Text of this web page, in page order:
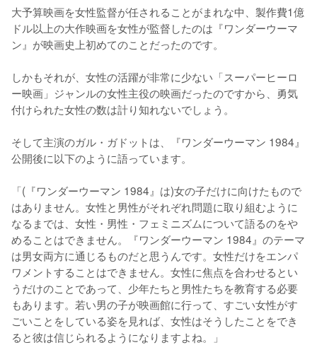
大予算映画を女性監督が任されることがまれな中、製作費1億
ドル以上の大作映画を女性が監督したのは『ワンダーウーマ
ン』が映画史上初めてのことだったのです。
しかもそれが、女性の活躍が非常に少ない「スーパーヒーロ
ー映画」ジャンルの女性主役の映画だったのですから、勇気
付けられた女性の数は計り知れないでしょう。
そして主演のガル・ガドットは、『ワンダーウーマン 1984』
公開後に以下のように語っています。
「(『ワンダーウーマン 1984』は)女の子だけに向けたもので
はありません。女性と男性がそれぞれ問題に取り組むように
なるまでは、女性・男性・フェミニズムについて語るのをや
めることはできません。『ワンダーウーマン 1984』のテーマ
は男女両方に通じるものだと思うんです。女性だけをエンパ
ワメントすることはできません。女性に焦点を合わせるとい
うだけのことであって、少年たちと男性たちを教育する必要
もあります。若い男の子が映画館に行って、すごい女性がす
ごいことをしている姿を見れば、女性はそうしたことをでき
ると彼は信じられるようになりますよね。」